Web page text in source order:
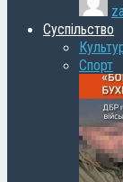
Суспільство
Спорт